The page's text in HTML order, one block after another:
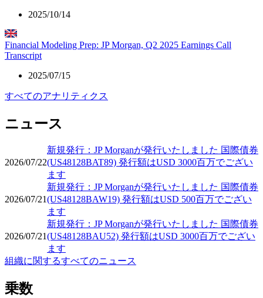
2025/10/14
Financial Modeling Prep: JP Morgan, Q2 2025 Earnings Call
Transcript
2025/07/15
すべてのアナリティクス
ニュース
2026/07/22
新規発行：JP Morganが発行いたしました 国際債券
(US48128BAT89) 発行額はUSD 3000百万でござい
ます
2026/07/21
新規発行：JP Morganが発行いたしました 国際債券
(US48128BAW19) 発行額はUSD 500百万でござい
ます
2026/07/21
新規発行：JP Morganが発行いたしました 国際債券
(US48128BAU52) 発行額はUSD 3000百万でござい
ます
組織に関するすべてのニュース
乗数